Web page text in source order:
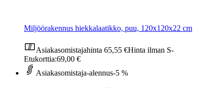
Miljöörakennus hiekkalaatikko, puu, 120x120x22 cm
Asiakasomistajahinta 65,55 €Hinta ilman S-
Etukorttia:69,00 €
Asiakasomistaja-alennus-5 %